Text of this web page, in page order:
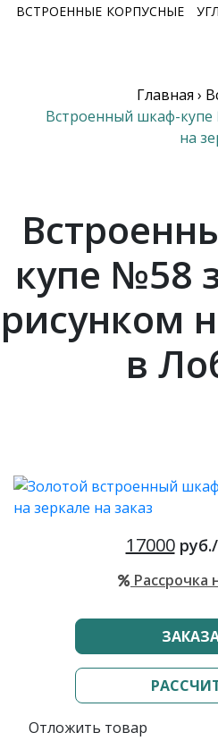
ВСТРОЕННЫЕ КОРПУСНЫЕ
Главная ›
Встроенный шкаф-купе
на
купе №58
рисунком
в
17000
Рассрочка
Отложить товар